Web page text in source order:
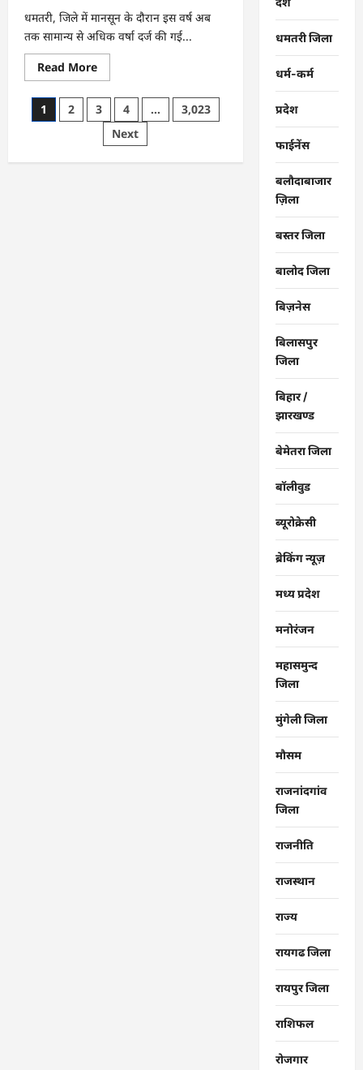
धमतरी, जिले में मानसून के दौरान इस वर्ष अब
तक सामान्य से अधिक वर्षा दर्ज की गई...
Read MoreRead
more
CG
:
जिले
Posts
1 2 3 4 …
3,023
Next
धमतरी जिला
धर्म-कर्म
प्रदेश
फाईनेंस
बलौदाबाजार
ज़िला
बस्तर जिला
बालोद जिला
बिज़नेस
बिलासपुर
जिला
बिहार /
झारखण्ड
बेमेतरा जिला
बॉलीवुड
ब्यूरोक्रेसी
ब्रेकिंग न्यूज़
मध्य प्रदेश
मनोरंजन
महासमुन्द
जिला
मुंगेली जिला
मौसम
राजनांदगांव
जिला
राजनीति
राजस्थान
राज्‍य
रायगढ जिला
रायपुर जिला
राशिफल
रोजगार